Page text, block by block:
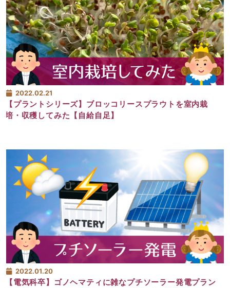
2022.02.21
【プラントシリーズ】ブロッコリースプラウトを室内栽
培・収穫してみた【自給自足】
2022.01.20
【電気科卒】ゴノヘマティに雑なプチソーラー発電プラン